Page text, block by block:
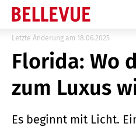
Letzte Änderung am 18.06.2025
Florida: Wo
zum Luxus
Es beginnt mit Licht.